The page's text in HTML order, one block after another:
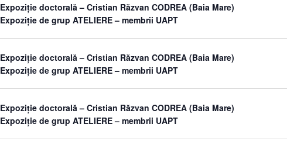
Expoziție doctorală – Cristian Răzvan CODREA (Baia Mare)
Expoziție de grup ATELIERE – membrii UAPT
Expoziție doctorală – Cristian Răzvan CODREA (Baia Mare)
Expoziție de grup ATELIERE – membrii UAPT
Expoziție doctorală – Cristian Răzvan CODREA (Baia Mare)
Expoziție de grup ATELIERE – membrii UAPT